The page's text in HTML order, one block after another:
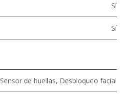
Sí
Sí
Sensor de huellas, Desbloqueo facial